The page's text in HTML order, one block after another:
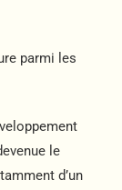
parmi les
le
d’un